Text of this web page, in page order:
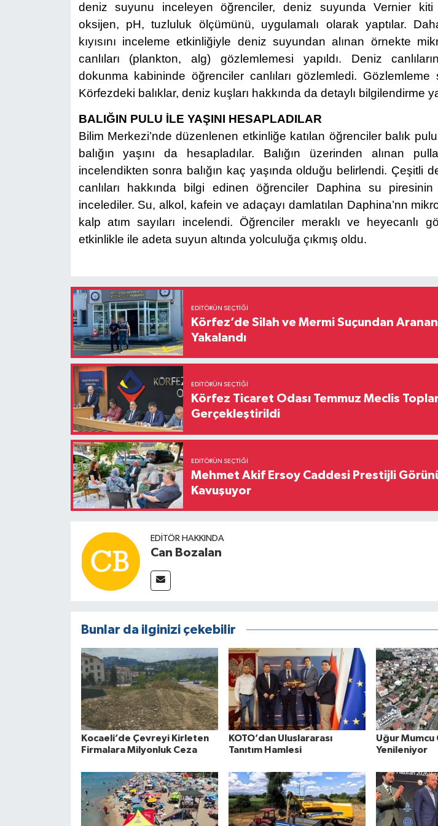
deniz suyunu inceleyen öğrenciler, deniz suyunda Vernier
oksijen, pH, tuzluluk ölçümünü, uygulamalı olarak yaptılar.
kıyısını inceleme etkinliğiyle deniz suyundan alınan örnekte
canlıları (plankton, alg) gözlemlemesi yapıldı. Deniz
dokunma kabininde öğrenciler canlıları gözlemledi. Gözlemleme
Körfezdeki balıklar, deniz kuşları hakkında da detaylı bilgilendirme
BALIĞIN PULU İLE YAŞINI HESAPLADILAR
Bilim Merkezi’nde düzenlenen etkinliğe katılan öğrenciler balık
balığın yaşını da hesapladılar. Balığın üzerinden alınan
incelendikten sonra balığın kaç yaşında olduğu belirlendi. Çeşitli
canlıları hakkında bilgi edinen öğrenciler Daphina su piresinin
incelediler. Su, alkol, kafein ve adaçayı damlatılan Daphina’nn
kalp atım sayıları incelendi. Öğrenciler meraklı ve heyecanlı
etkinlikle ile adeta suyun altında yolculuğa çıkmış oldu.
EDITÖRÜN SEÇTIĞI
Körfez’de Silah ve Mermi Suçundan Aranan
Yakalandı
EDITÖRÜN SEÇTIĞI
Körfez Ticaret Odası Temmuz Meclis
Gerçekleştirildi
EDITÖRÜN SEÇTIĞI
Mehmet Akif Ersoy Caddesi Prestijli
Kavuşuyor
EDITÖR HAKKINDA
Can Bozalan
Bunlar da ilginizi çekebilir
Kocaeli’de Çevreyi Kirleten
Firmalara Milyonluk Ceza
KOTO’dan Uluslararası
Tanıtım Hamlesi
Uğur Mumcu
Yenileniyor